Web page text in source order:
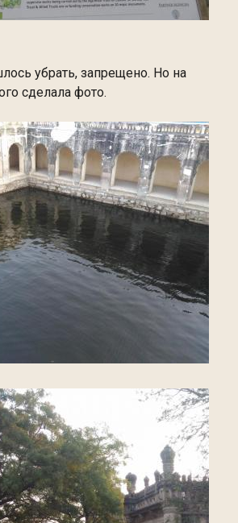
убрать, запрещено. Но на
сделала фото.